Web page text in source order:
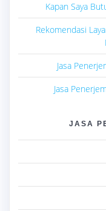
Kapan Saya
Rekomendasi
Jasa
Jasa
JASA